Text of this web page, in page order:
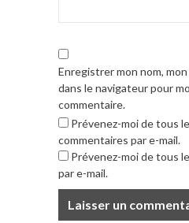
Enregistrer mon nom,
dans le navigateur pour
commentaire.
Prévenez-moi de tous
commentaires par e-mail.
Prévenez-moi de tous
par e-mail.